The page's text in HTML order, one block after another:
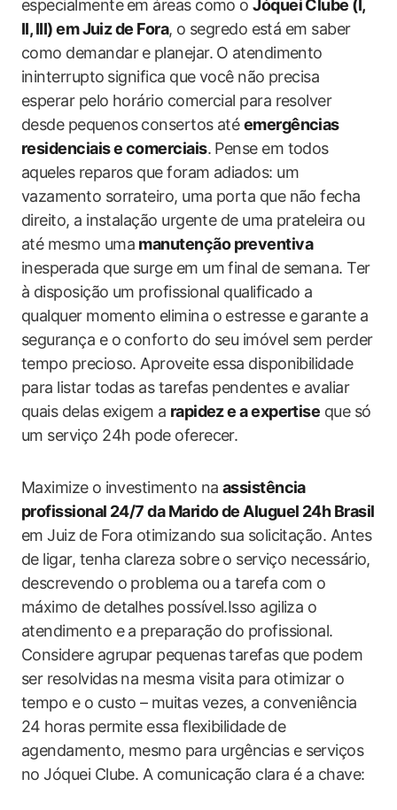
especialmente ⁤em áreas como oJóquei ​Clube (I, ​
II, III) em Juiz​ de Fora, o segredo está em saber​
como demandar ⁢e planejar. O⁤ atendimento
ininterrupto⁤ significa que você não precisa‍
esperar pelo horário comercial para resolver
desde pequenos ⁤consertos atéemergências
residenciais e comerciais. Pense em todos
aqueles reparos que foram adiados: um
vazamento sorrateiro, uma porta que não ‌fecha
direito, a instalação urgente de uma prateleira ou
até mesmo uma manutenção preventiva
inesperada que surge em um final de semana. Ter
à‍ disposição um profissional ​qualificado a
qualquer momento‍ elimina​ o estresse e garante a
segurança e o ‌conforto do seu imóvel sem perder
tempo precioso. ​Aproveite essa disponibilidade
para listar todas as tarefas pendentes e avaliar​
quais delas exigem a rapidez e a expertise que só
um serviço 24h‍ pode oferecer.
Maximize o⁢ investimento na assistência
profissional 24/7 da ​Marido de Aluguel 24h Brasil
em Juiz⁤ de Fora otimizando sua solicitação. Antes
de ligar, tenha clareza sobre⁢ o serviço necessário,
descrevendo o‌ problema ou ⁤a tarefa com o
máximo de detalhes possível.Isso agiliza o
atendimento e a preparação do profissional.
Considere agrupar pequenas tarefas que ‍podem
ser ​resolvidas⁤ na mesma visita para otimizar⁣ o
tempo e o custo –⁣ muitas vezes, a conveniência
24⁢ horas permite essa flexibilidade⁣ de
agendamento, mesmo para urgências e serviços‌
no Jóquei Clube. A comunicação clara​ é‍ a‌ chave: